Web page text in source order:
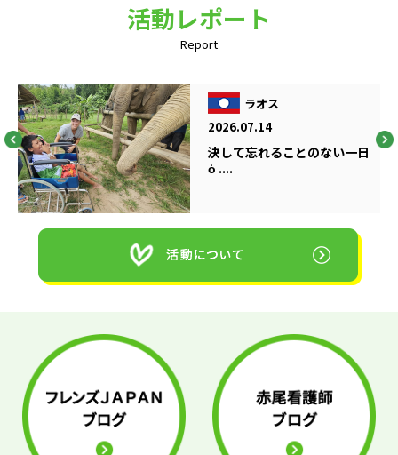
活動レポート
Report
ラオス
2026.07.14
決して忘れることのない一日
ὁ ....